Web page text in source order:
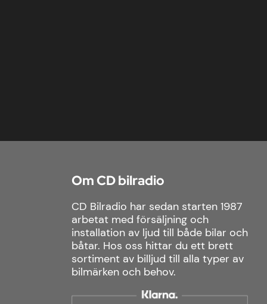
Om CD bilradio
CD Bilradio har sedan starten 1987
arbetat med försäljning och
installation av ljud till både bilar och
båtar. Hos oss hittar du ett brett
sortiment av billjud till alla typer av
bilmärken och behov.